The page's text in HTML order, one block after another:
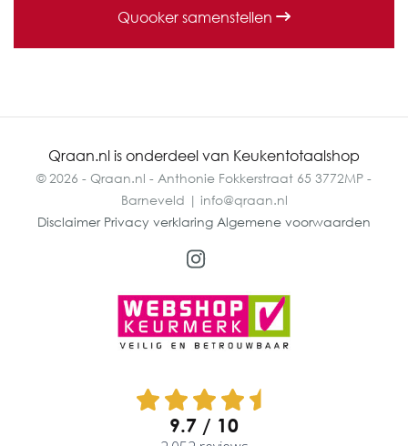
Quooker samenstellen
Qraan.nl is onderdeel van Keukentotaalshop
© 2026 - Qraan.nl - Anthonie Fokkerstraat 65 3772MP -
Barneveld | info@qraan.nl
Disclaimer Privacy verklaring Algemene voorwaarden
9.7